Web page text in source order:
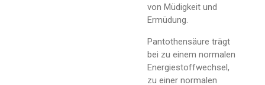
von Müdigkeit und
Ermüdung.
Pantothensäure trägt
bei zu einem normalen
Energiestoffwechsel,
zu einer normalen